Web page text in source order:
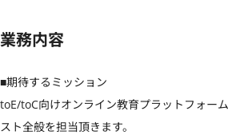
業務内容
■期待するミッション
toE/toC向けオンライン教育プラットフォー
スト全般を担当頂きます。